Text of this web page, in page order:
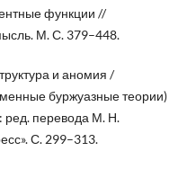
функции //
М. С. 379–448.
и аномия /
буржуазные теории)
ред. перевода М. Н.
С. 299–313.